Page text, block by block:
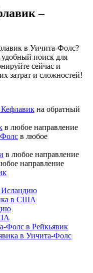
–
в Уичита-Фолс?
поиск для
сейчас и
затрат и сложностей!
на обратный
в любое направление
в любое
в любое направление
направление
Исландию
в США
Фолс в Рейкьявик
в Уичита-Фолс